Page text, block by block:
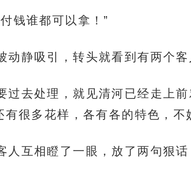
钱谁都可以拿！”
动静吸引，转头就看到有两个客
过去处理，就见清河已经走上
有很多花样，各有各的特色，
人互相瞪了一眼，放了两句狠话